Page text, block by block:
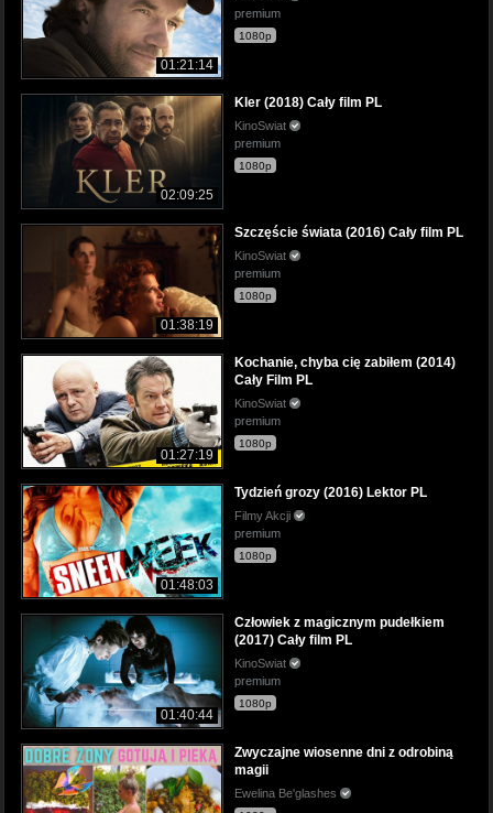
01:21:14
premium
1080p
02:09:25
Kler (2018) Cały film PL
KinoSwiat
premium
1080p
01:38:19
Szczęście świata (2016) Cały film PL
KinoSwiat
premium
1080p
01:27:19
Kochanie, chyba cię zabiłem (2014)
Cały Film PL
KinoSwiat
premium
1080p
01:48:03
Tydzień grozy (2016) Lektor PL
Filmy Akcji
premium
1080p
01:40:44
Człowiek z magicznym pudełkiem
(2017) Cały film PL
KinoSwiat
premium
1080p
Zwyczajne wiosenne dni z odrobiną
magii
Ewelina Be'glashes